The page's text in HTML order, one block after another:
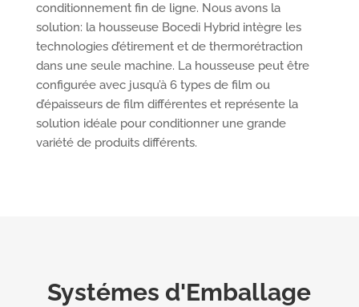
conditionnement fin de ligne. Nous avons la
solution: la housseuse Bocedi Hybrid intègre les
technologies d’étirement et de thermorétraction
dans une seule machine. La housseuse peut être
configurée avec jusqu’à 6 types de film ou
d’épaisseurs de film différentes et représente la
solution idéale pour conditionner une grande
variété de produits différents.
Systémes d'Emballage